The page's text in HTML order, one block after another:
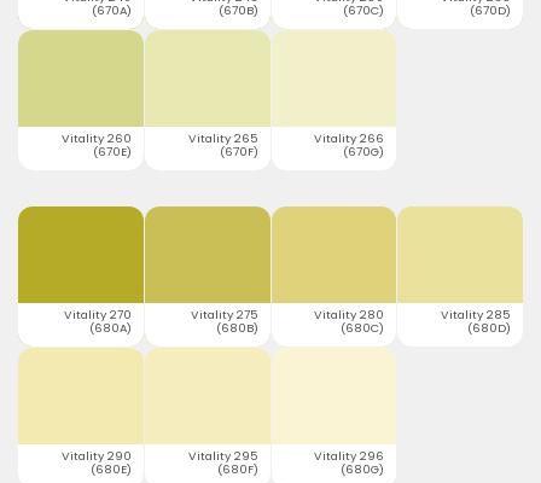
(670A)
(670B)
(670C)
(670D)
Vitality 260
(670E)
Vitality 265
(670F)
Vitality 266
(670G)
Vitality 270
(680A)
Vitality 275
(680B)
Vitality 280
(680C)
Vitality 285
(680D)
Vitality 290
(680E)
Vitality 295
(680F)
Vitality 296
(680G)